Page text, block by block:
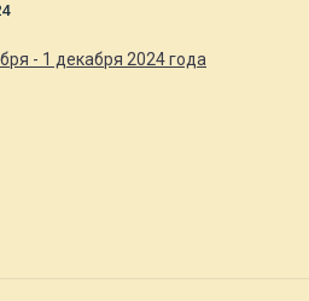
- 1 декабря 2024 года